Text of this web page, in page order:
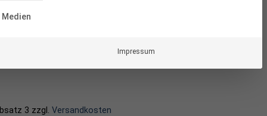
3 zzgl. Versandkosten
GRUPPE IST ESSENZIELL UND KANN NICHT
Medien
Impressum